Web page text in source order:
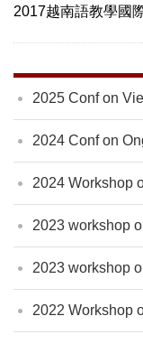
2017越南語教學國
2025 Conf on
2024 Conf on
2024 Workshop
2023 workshop
2023 workshop
2022 Workshop